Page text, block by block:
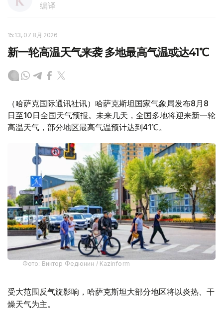
编译
15:13, 07 8月 2026
新一轮高温天气来袭 多地最高气温或达41℃
（哈萨克国际通讯社讯）哈萨克斯坦国家气象局发布8月8
日至10日全国天气预报。未来几天，全国多地将迎来新一轮
高温天气，部分地区最高气温预计达到41℃。
Фото: Виктор Федюнин / Kazinform
受大范围反气旋影响，哈萨克斯坦大部分地区将以炎热、干
燥天气为主。